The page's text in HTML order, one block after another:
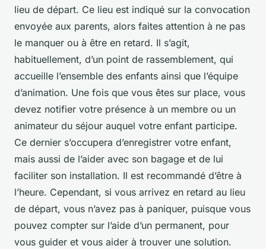
lieu de départ. Ce lieu est indiqué sur la convocation
envoyée aux parents, alors faites attention à ne pas
le manquer ou à être en retard. Il s’agit,
habituellement, d’un point de rassemblement, qui
accueille l’ensemble des enfants ainsi que l’équipe
d’animation. Une fois que vous êtes sur place, vous
devez notifier votre présence à un membre ou un
animateur du séjour auquel votre enfant participe.
Ce dernier s’occupera d’enregistrer votre enfant,
mais aussi de l’aider avec son bagage et de lui
faciliter son installation. Il est recommandé d’être à
l’heure. Cependant, si vous arrivez en retard au lieu
de départ, vous n’avez pas à paniquer, puisque vous
pouvez compter sur l’aide d’un permanent, pour
vous guider et vous aider à trouver une solution.